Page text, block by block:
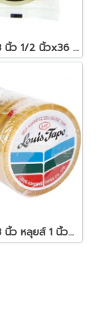
เทปใส แกน 3 นิ้ว 1/2 นิ้วx36 หลา สก๊อตช์ 500
เทปใส แกน 3 นิ้ว หลุยส์ 1 นิ้วx72 หลา